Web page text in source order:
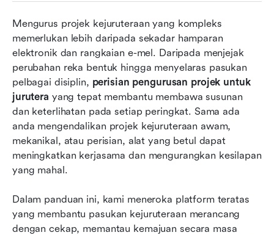
Mengurus projek kejuruteraan yang kompleks
memerlukan lebih daripada sekadar hamparan
elektronik dan rangkaian e-mel. Daripada menjejak
perubahan reka bentuk hingga menyelaras pasukan
pelbagai disiplin, perisian pengurusan projek untuk
jurutera yang tepat membantu membawa susunan
dan keterlihatan pada setiap peringkat. Sama ada
anda mengendalikan projek kejuruteraan awam,
mekanikal, atau perisian, alat yang betul dapat
meningkatkan kerjasama dan mengurangkan kesilapan
yang mahal.
Dalam panduan ini, kami meneroka platform teratas
yang membantu pasukan kejuruteraan merancang
dengan cekap, memantau kemajuan secara masa
projek
15 Perisian Pengurusan Projek Terbaik untuk
Jurutera
Memilih perisian terbaik untuk pasukan
kejuruteraan anda
Kesimpulan
Soalan Lazim
Bacaan berkaitan